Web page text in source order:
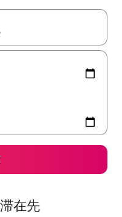
印キーを使って移動するか
在先